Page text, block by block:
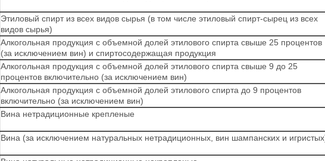
Этиловый спирт из всех видов сырья (в том числе этиловый спирт-сырец из всех
видов сырья)
Алкогольная продукция с объемной долей этилового спирта свыше 25 процентов
(за исключением вин) и спиртосодержащая продукция
Алкогольная продукция с объемной долей этилового спирта свыше 9 до 25
процентов включительно (за исключением вин)
Алкогольная продукция с объемной долей этилового спирта до 9 процентов
включительно (за исключением вин)
Вина нетрадиционные крепленые
Вина (за исключением натуральных нетрадиционных, вин шампанских и